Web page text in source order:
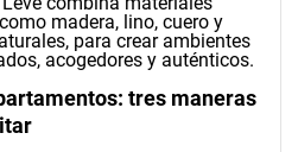
tres maneras